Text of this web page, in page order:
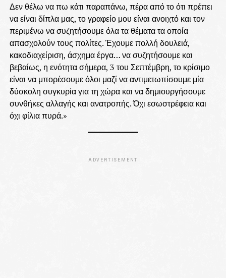
Δεν θέλω να πω κάτι παραπάνω, πέρα από το ότι πρέπει
να είναι δίπλα μας, το γραφείο μου είναι ανοιχτό και τον
περιμένω να συζητήσουμε όλα τα θέματα τα οποία
απασχολούν τους πολίτες. Έχουμε πολλή δουλειά,
κακοδιαχείριση, άσχημα έργα… να συζητήσουμε και
βεβαίως, η ενότητα σήμερα, 3 του Σεπτέμβρη, το κρίσιμο
είναι να μπορέσουμε όλοι μαζί να αντιμετωπίσουμε μία
δύσκολη συγκυρία για τη χώρα και να δημιουργήσουμε
συνθήκες αλλαγής και ανατροπής. Όχι εσωστρέφεια και
όχι φίλια πυρά.»
ADVERTISEMENT